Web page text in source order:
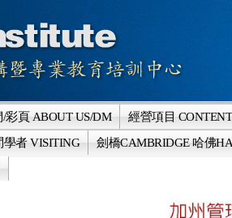
彩頁 ABOUT US/DM
經營項目 CONTENT
學者 VISITING
劍橋CAMBRIDGE 哈佛